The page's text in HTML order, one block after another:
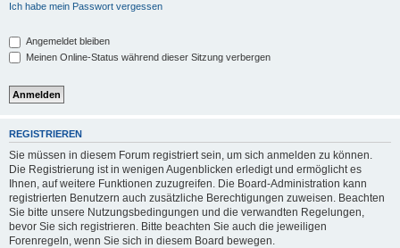
Ich habe mein Passwort vergessen
Angemeldet bleiben
Meinen Online-Status während dieser Sitzung verbergen
REGISTRIEREN
Sie müssen in diesem Forum registriert sein, um sich anmelden zu können.
Die Registrierung ist in wenigen Augenblicken erledigt und ermöglicht es
Ihnen, auf weitere Funktionen zuzugreifen. Die Board-Administration kann
registrierten Benutzern auch zusätzliche Berechtigungen zuweisen. Beachten
Sie bitte unsere Nutzungsbedingungen und die verwandten Regelungen,
bevor Sie sich registrieren. Bitte beachten Sie auch die jeweiligen
Forenregeln, wenn Sie sich in diesem Board bewegen.